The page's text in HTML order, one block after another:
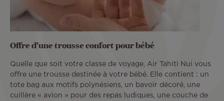
Offre d’une trousse confort pour bébé
Quelle que soit votre classe de voyage, Air Tahiti Nui vous
offre une trousse destinée à votre bébé. Elle contient : un
tote bag aux motifs polynésiens, un bavoir décoré, une
cuillère « avion » pour des repas ludiques, une couche de